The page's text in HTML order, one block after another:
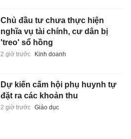
Chủ đầu tư chưa thực hiện
nghĩa vụ tài chính, cư dân bị
'treo' sổ hồng
2 giờ trước Kinh doanh
Dự kiến cấm hội phụ huynh tự
đặt ra các khoản thu
2 giờ trước Giáo dục